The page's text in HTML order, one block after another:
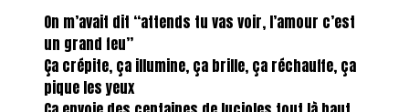
On m’avait dit “attends tu vas voir, l’amour c’est
un grand feu”
Ça crépite, ça illumine, ça brille, ça réchauffe, ça
pique les yeux